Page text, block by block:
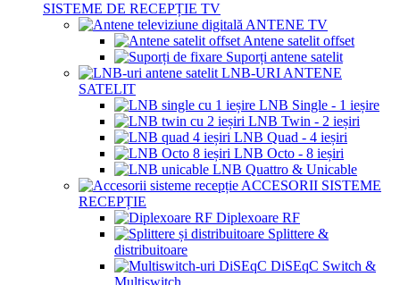
SISTEME DE RECEPȚIE TV
ANTENE TV
Antene satelit offset
Suporți antene satelit
LNB-URI ANTENE
SATELIT
LNB Single - 1 ieșire
LNB Twin - 2 ieșiri
LNB Quad - 4 ieșiri
LNB Octo - 8 ieșiri
LNB Quattro & Unicable
ACCESORII SISTEME
RECEPȚIE
Diplexoare RF
Splittere &
distribuitoare
DiSEqC Switch &
Multiswitch